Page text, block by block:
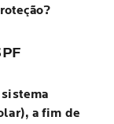
a fim de